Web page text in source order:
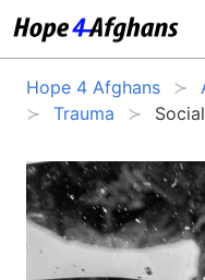
Hope 4 Afghans
Trauma